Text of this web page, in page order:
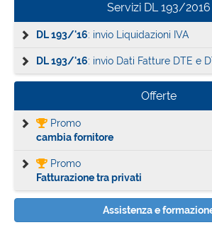
Servizi DL 193/2016
DL 193/'16: invio Liquidazioni IVA
DL 193/'16: invio Dati Fatture DTE e
Offerte
Promo
cambia fornitore
Promo
Fatturazione tra privati
Assistenza e